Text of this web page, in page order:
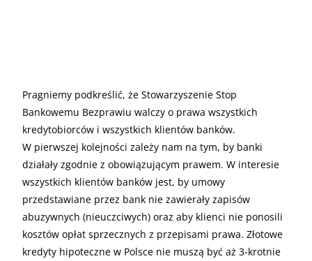
Pragniemy podkreślić, że Stowarzyszenie Stop
Bankowemu Bezprawiu walczy o prawa wszystkich
kredytobiorców i wszystkich klientów banków.
W pierwszej kolejności zależy nam na tym, by banki
działały zgodnie z obowiązującym prawem. W interesie
wszystkich klientów banków jest, by umowy
przedstawiane przez bank nie zawierały zapisów
abuzywnych (nieuczciwych) oraz aby klienci nie ponosili
kosztów opłat sprzecznych z przepisami prawa. Złotowe
kredyty hipoteczne w Polsce nie muszą być aż 3-krotnie